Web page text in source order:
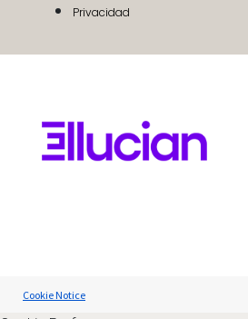
Privacidad
Cookie Notice